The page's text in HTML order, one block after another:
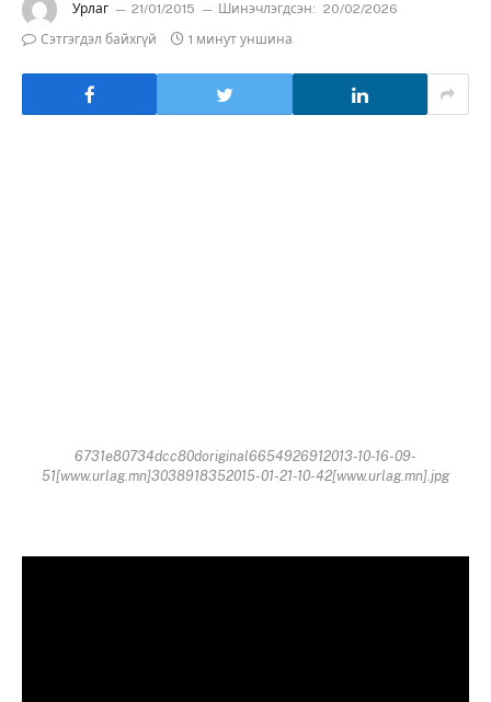
Урлаг 21/01/2015 Шинэчлэгдсэн: 20/02/2026
Сэтгэгдэл байхгүй
1 минут уншина
6731e80734dcc80doriginal6654926912013-10-16-09-
51[www.urlag.mn]3038918352015-01-21-10-42[www.urlag.mn].jpg